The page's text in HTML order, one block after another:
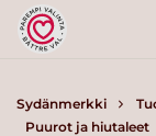
Sydänmerkki
Puurot ja hiutaleet